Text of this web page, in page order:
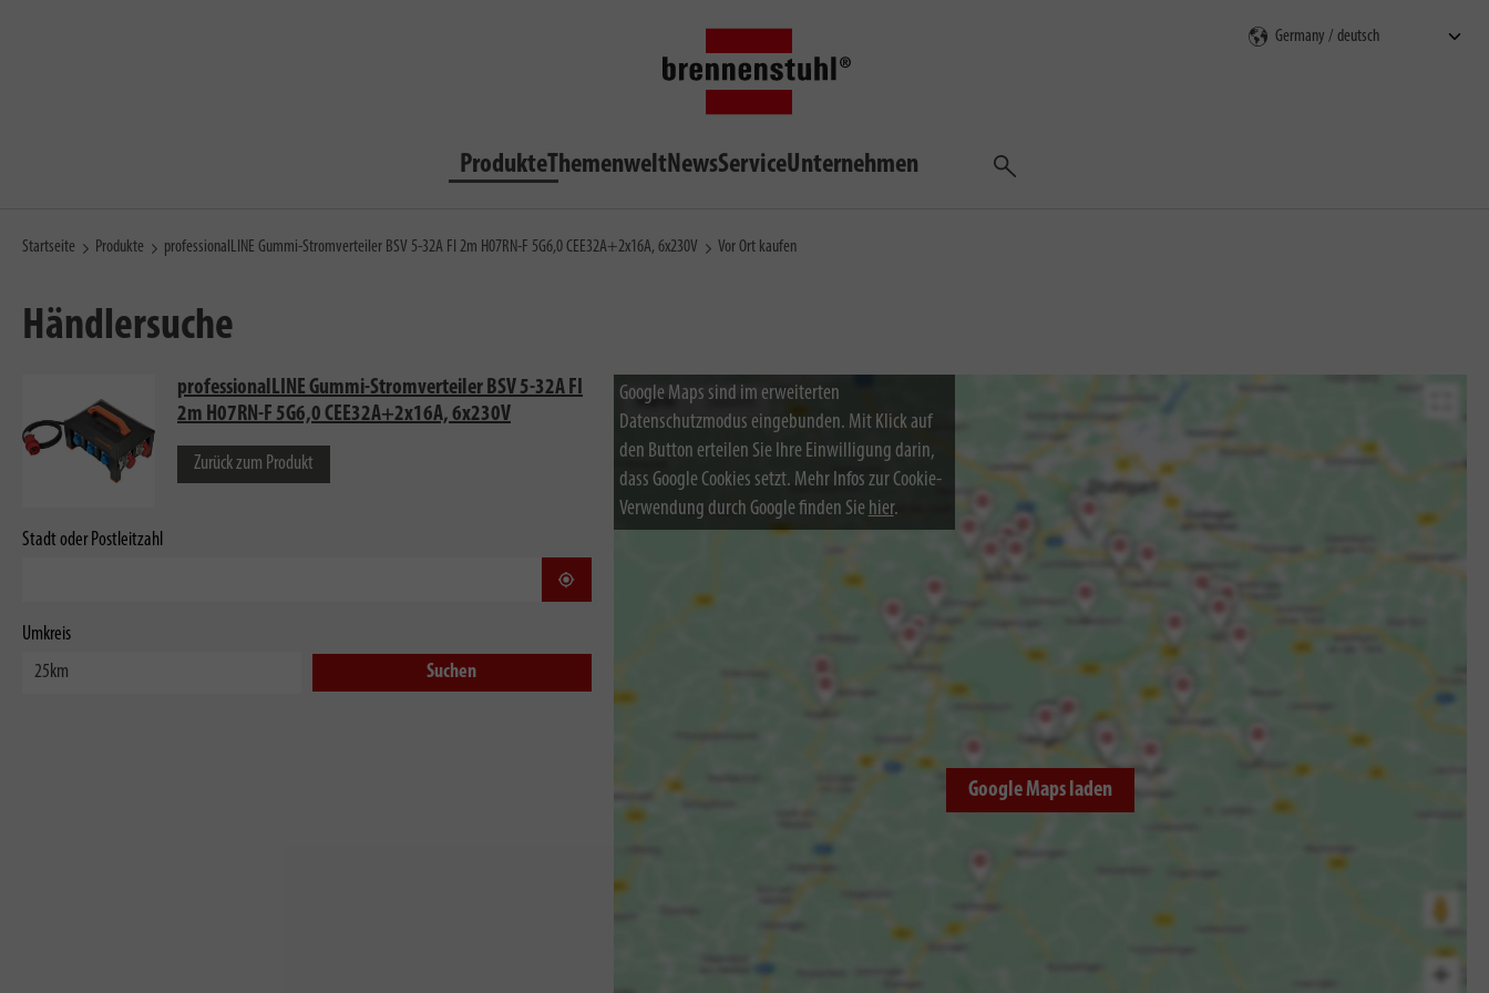
ProdukteThemenweltNewsServiceUnternehmen
Suchen
Startseite Produkte professionalLINE Gummi-Stromverteiler BSV 5-32A FI 2m H07RN-F 5G6,0 CEE32A+2x16A, 6x230V Vor Ort kaufen
Händlersuche
professionalLINE Gummi-Stromverteiler BSV 5-32A FI
2m H07RN-F 5G6,0 CEE32A+2x16A, 6x230V
Zurück zum Produkt
Stadt oder Postleitzahl
Standort bestimmen
Umkreis
Suchen
Google Maps sind im erweiterten
Datenschutzmodus eingebunden. Mit Klick auf
den Button erteilen Sie Ihre Einwilligung darin,
dass Google Cookies setzt. Mehr Infos zur Cookie-
Verwendung durch Google finden Sie hier.
Google Maps laden